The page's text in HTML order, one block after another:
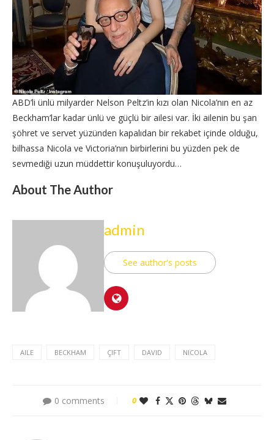
ABD’li ünlü milyarder Nelson Peltz’in kızı olan Nicola’nın en az
Beckham’lar kadar ünlü ve güçlü bir ailesi var. İki ailenin bu şan
şöhret ve servet yüzünden kapalıdan bir rekabet içinde olduğu,
bilhassa Nicola ve Victoria’nın birbirlerini bu yüzden pek de
sevmediği uzun müddettir konuşuluyordu…
About The Author
admin
See author's posts
AILE BECKHAM ÇIFT DAVID NICOLA
0 comments 0